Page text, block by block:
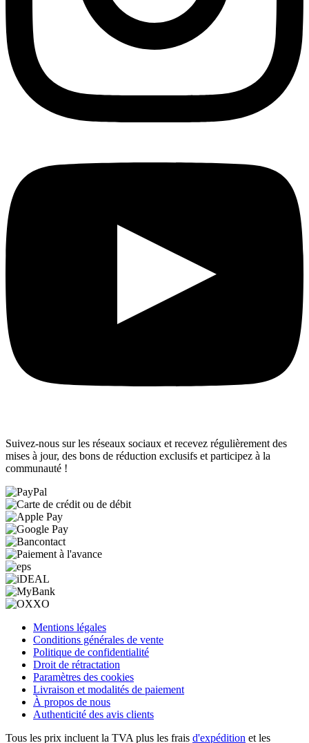
Suivez-nous sur les réseaux sociaux et recevez régulièrement des
mises à jour, des bons de réduction exclusifs et participez à la
communauté !
Mentions légales
Conditions générales de vente
Politique de confidentialité
Droit de rétractation
Paramètres des cookies
Livraison et modalités de paiement
À propos de nous
Authenticité des avis clients
Tous les prix incluent la TVA plus les frais d'expédition et les